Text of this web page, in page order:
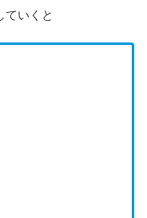
ていくと